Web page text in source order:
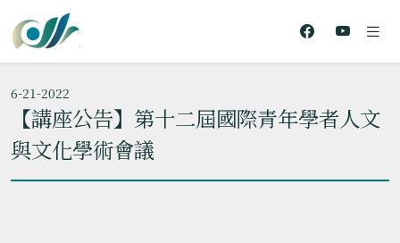
6-21-2022
【講座公告】第十二屆國際青年學者人文
與文化學術會議